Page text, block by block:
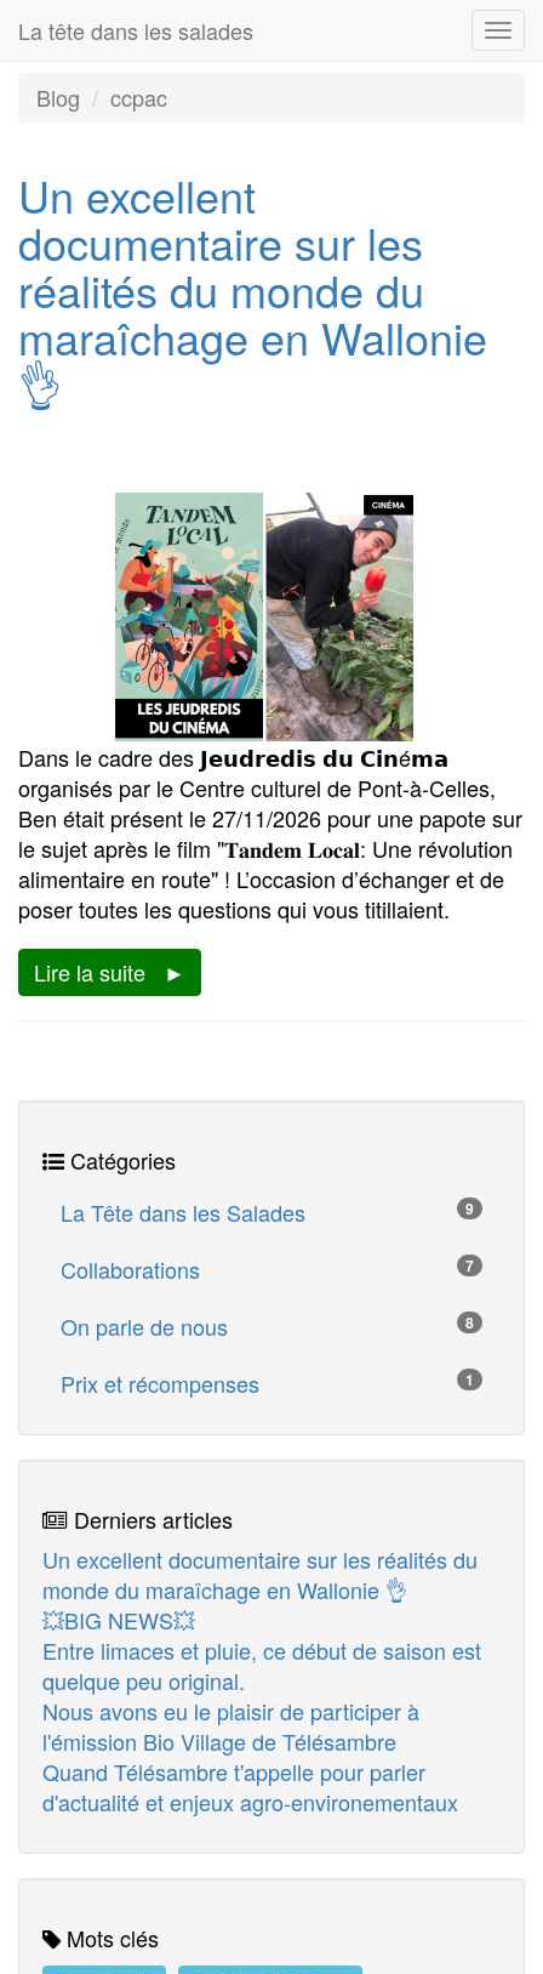
La tête dans les salades
Blog ccpac
Un excellent
documentaire sur les
réalités du monde du
maraîchage en Wallonie
👌
Dans le cadre des 𝗝𝗲𝘂𝗱𝗿𝗲𝗱𝗶𝘀 𝗱𝘂 𝗖𝗶𝗻é𝗺𝗮
organisés par le Centre culturel de Pont-à-Celles,
Ben était présent le 27/11/2026 pour une papote sur
le sujet après le film "𝐓𝐚𝐧𝐝𝐞𝐦 𝐋𝐨𝐜𝐚𝐥: Une révolution
alimentaire en route" ! L’occasion d’échanger et de
poser toutes les questions qui vous titillaient.
Lire la suite
Catégories
9
La Tête dans les Salades
7
Collaborations
8
On parle de nous
1
Prix et récompenses
Derniers articles
Un excellent documentaire sur les réalités du
monde du maraîchage en Wallonie 👌
💥BIG NEWS💥
Entre limaces et pluie, ce début de saison est
quelque peu original.
Nous avons eu le plaisir de participer à
l'émission Bio Village de Télésambre
Quand Télésambre t'appelle pour parler
d'actualité et enjeux agro-environementaux
Mots clés